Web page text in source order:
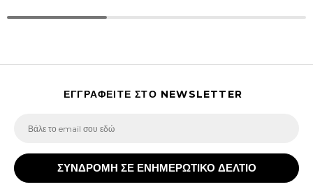
ΕΓΓΡΑΦΕΙΤΕ ΣΤΟ NEWSLETTER
ΣΥΝΔΡΟΜΗ ΣΕ ΕΝΗΜΕΡΩΤΙΚΟ ΔΕΛΤΙΟ